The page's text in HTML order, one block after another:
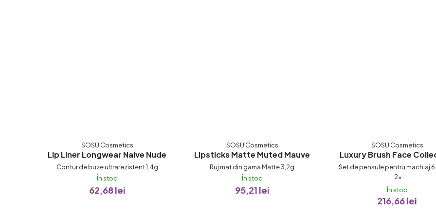
Lip Liner Longwear Naive Nude
SOSU Cosmetics
În stoc
62,68 lei
Contur de buze ultrarezistent 1.4g
Lipsticks Matte Muted Mauve
SOSU Cosmetics
În stoc
95,21 lei
Ruj mat din gama Matte 3,2g
Luxury Brush Face
SOSU Cosmetics
Evaluarea
medie
a
2×
În stoc
216,66 lei
Set de pensule pentru machiaj